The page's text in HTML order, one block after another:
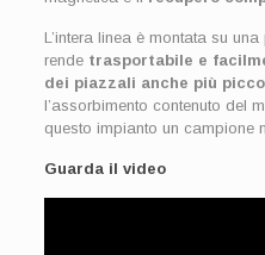
L’intera linea è montata su
rende trasportabile e
dei piazzali anche più
l’assorbimento contenuto del
questo impianto un campione
Guarda il video